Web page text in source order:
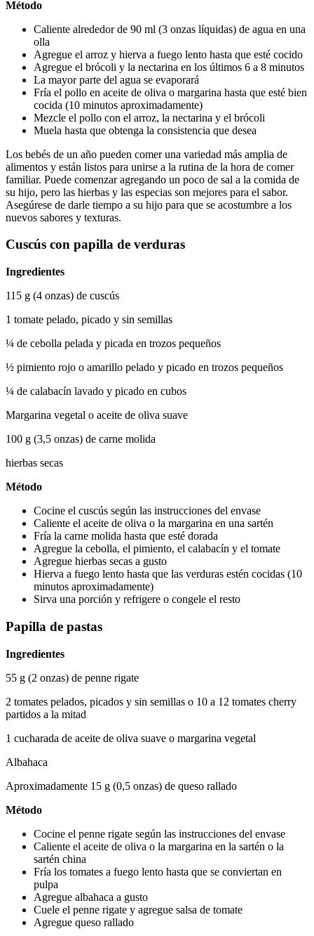
Método
Caliente alrededor de 90 ml (3 onzas líquidas) de agua en una
olla
Agregue el arroz y hierva a fuego lento hasta que esté cocido
Agregue el brócoli y la nectarina en los últimos 6 a 8 minutos
La mayor parte del agua se evaporará
Fría el pollo en aceite de oliva o margarina hasta que esté bien
cocida (10 minutos aproximadamente)
Mezcle el pollo con el arroz, la nectarina y el brócoli
Muela hasta que obtenga la consistencia que desea
Los bebés de un año pueden comer una variedad más amplia de
alimentos y están listos para unirse a la rutina de la hora de comer
familiar. Puede comenzar agregando un poco de sal a la comida de
su hijo, pero las hierbas y las especias son mejores para el sabor.
Asegúrese de darle tiempo a su hijo para que se acostumbre a los
nuevos sabores y texturas.
Cuscús con papilla de verduras
Ingredientes
115 g (4 onzas) de cuscús
1 tomate pelado, picado y sin semillas
¼ de cebolla pelada y picada en trozos pequeños
½ pimiento rojo o amarillo pelado y picado en trozos pequeños
¼ de calabacín lavado y picado en cubos
Margarina vegetal o aceite de oliva suave
100 g (3,5 onzas) de carne molida
hierbas secas
Método
Cocine el cuscús según las instrucciones del envase
Caliente el aceite de oliva o la margarina en una sartén
Fría la carne molida hasta que esté dorada
Agregue la cebolla, el pimiento, el calabacín y el tomate
Agregue hierbas secas a gusto
Hierva a fuego lento hasta que las verduras estén cocidas (10
minutos aproximadamente)
Sirva una porción y refrigere o congele el resto
Papilla de pastas
Ingredientes
55 g (2 onzas) de penne rigate
2 tomates pelados, picados y sin semillas o 10 a 12 tomates cherry
partidos a la mitad
1 cucharada de aceite de oliva suave o margarina vegetal
Albahaca
Aproximadamente 15 g (0,5 onzas) de queso rallado
Método
Cocine el penne rigate según las instrucciones del envase
Caliente el aceite de oliva o la margarina en la sartén o la
sartén china
Fría los tomates a fuego lento hasta que se conviertan en
pulpa
Agregue albahaca a gusto
Cuele el penne rigate y agregue salsa de tomate
Agregue queso rallado